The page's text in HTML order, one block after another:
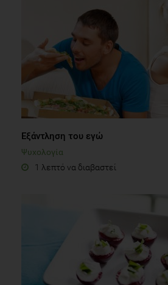
Εξάντληση του εγώ
Ψυχολογία
1 λεπτό να διαβαστεί